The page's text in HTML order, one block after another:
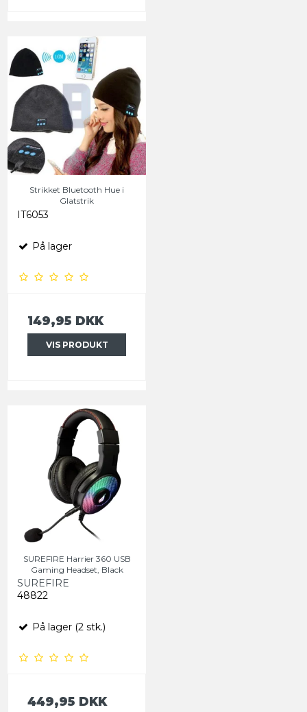
Strikket Bluetooth Hue i
Glatstrik
IT6053
På lager
149,95 DKK
VIS PRODUKT
SUREFIRE Harrier 360 USB
Gaming Headset, Black
SUREFIRE
48822
På lager (2 stk.)
449,95 DKK